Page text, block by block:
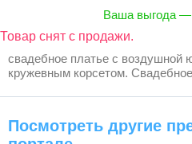
Ваша выгода —
Товар снят с продажи.
свадебное платье с воздушной
кружевным корсетом.
Посмотреть другие